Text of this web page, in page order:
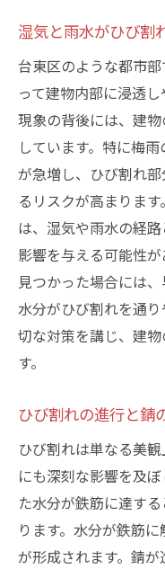
湿気と雨水がひび割
台東区のような都市
って建物内部に浸透
現象の背後には、建
しています。特に梅
が急増し、ひび割れ
るリスクが高まりま
は、湿気や雨水の経
影響を与える可能性
見つかった場合には
水分がひび割れを通
切な対策を講じ、建
す。
ひび割れの進行と錆
ひび割れは単なる美
にも深刻な影響を及
た水分が鉄筋に達す
ります。水分が鉄筋
が形成されます。錆